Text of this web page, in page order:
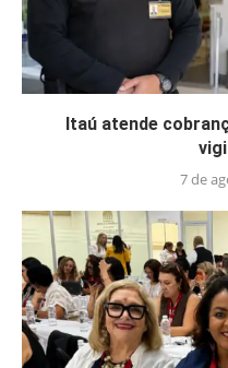
Itaú atende
7 de